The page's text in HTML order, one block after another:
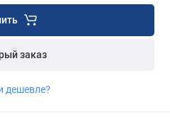
заказ
дешевле?